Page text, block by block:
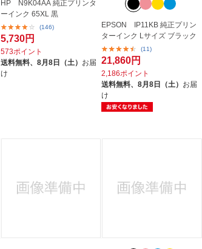
HP N9K04AA 純正プリンタ
ーインク 65XL 黒
(146)
5,730円
573ポイント
送料無料、 8月8日（土） お届
け
EPSON IP11KB 純正プリン
ターインク Lサイズ ブラック
(11)
21,860円
2,186ポイント
送料無料、8月8日（土） お届
け